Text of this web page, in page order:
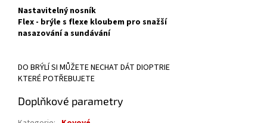
Nastavitelný nosník
Flex - brýle s flexe kloubem pro snažší
nasazování a sundávání
DO BRÝLÍ SI MŮŽETE NECHAT DÁT DIOPTRIE
KTERÉ POTŘEBUJETE
Doplňkové parametry